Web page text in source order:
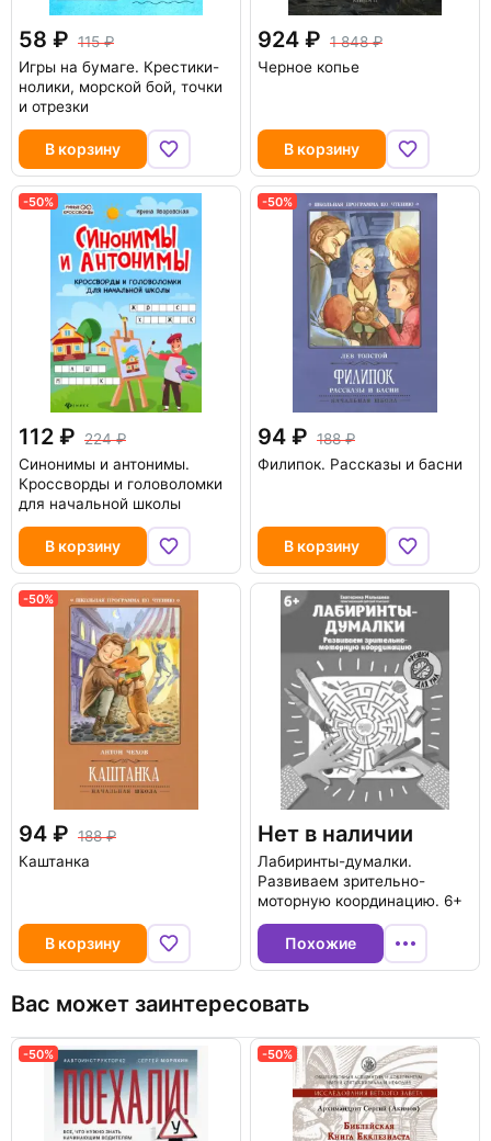
58
115
Игры на бумаге. Крестики-
нолики, морской бой, точки
и отрезки
В корзину
924
1 848
Черное копье
В корзину
-50%
112
224
Синонимы и антонимы.
Кроссворды и головоломки
для начальной школы
В корзину
-50%
94
188
Филипок. Рассказы и басни
В корзину
-50%
94
188
Каштанка
В корзину
Нет в наличии
Лабиринты-думалки.
Развиваем зрительно-
моторную координацию. 6+
Похожие
Вас может заинтересовать
-50% -50%